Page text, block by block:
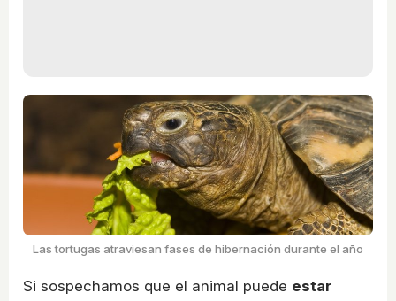
Las tortugas atraviesan fases de hibernación durante el año
Si sospechamos que el animal puede estar